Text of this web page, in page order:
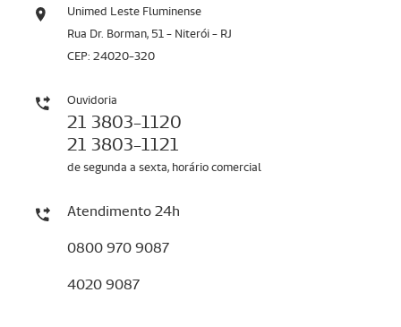
Unimed Leste Fluminense
Rua Dr. Borman, 51 - Niterói - RJ
CEP: 24020-320
Ouvidoria
21 3803-1120
21 3803-1121
de segunda a sexta, horário comercial
Atendimento 24h
0800 970 9087
4020 9087